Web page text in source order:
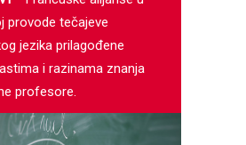
provode tečajeve
jezika prilagođene
i razinama znanja
profesore.